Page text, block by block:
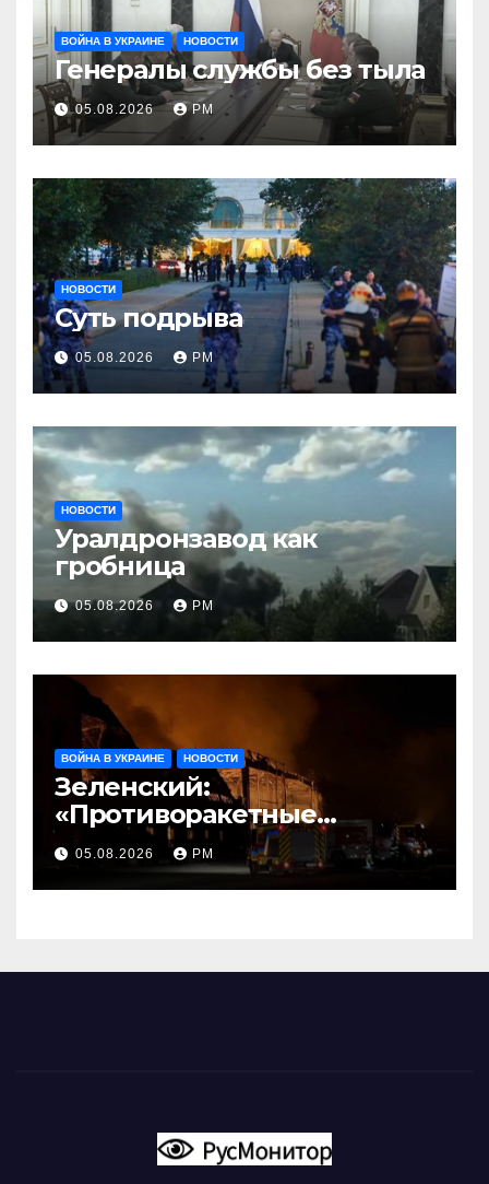
ВОЙНА В УКРАИНЕ НОВОСТИ
Генералы службы без тыла
05.08.2026 РМ
НОВОСТИ
Суть подрыва
05.08.2026 РМ
НОВОСТИ
Уралдронзавод как
гробница
05.08.2026 РМ
ВОЙНА В УКРАИНЕ НОВОСТИ
Зеленский:
«Противоракетные
средства могли бы спасти
погибших сегодня»
05.08.2026 РМ